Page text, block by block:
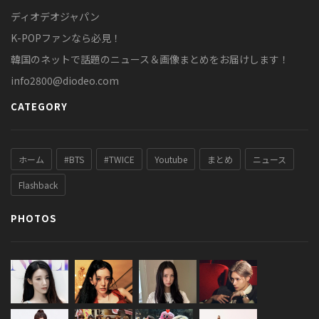
ディオデオジャパン
K-POPファンなら必見！
韓国のネットで話題のニュース＆画像まとめをお届けします！
info2800@diodeo.com
CATEGORY
ホーム #BTS #TWICE Youtube まとめ ニュース
Flashback
PHOTOS